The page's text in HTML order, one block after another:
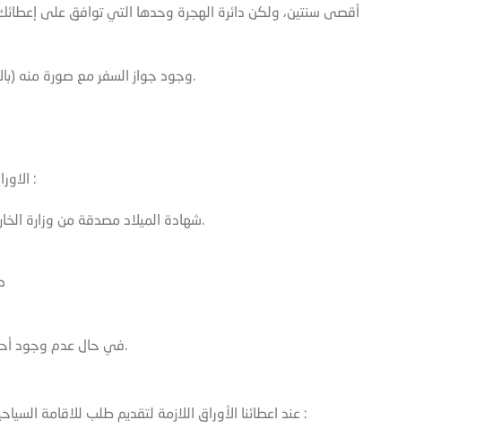
أقصى سنتين، ولكن دائرة الهجرة وحدها التي توافق على
وجود جواز السفر مع صورة منه (بالإضافة لصورة للفيزا التي دخلت بها تركيا ).
الاوراق الاضافية المطلوبة للأبناء الأقل من 18 عام :
شهادة الميلاد مصدقة من وزارة الخارجية للبلد الذي أصدرت منه شهادة الميلاد.
في حال عدم وجود أحد الأبوين يجب عمل وكالة للآخر بكفالة الأبناء.
عند اعطائنا الأوراق اللازمة لتقديم طلب للاقامة السياحية ودفع الرسوم، فإننا نقوم بالإجراءات التالية :